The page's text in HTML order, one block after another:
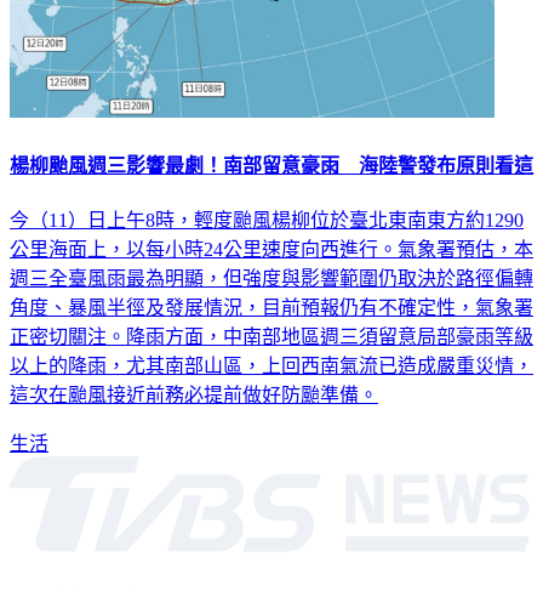
楊柳颱風週三影響最劇！南部留意豪雨 海陸警發布原則看這
今（11）日上午8時，輕度颱風楊柳位於臺北東南東方約1290
公里海面上，以每小時24公里速度向西進行。氣象署預估，本
週三全臺風雨最為明顯，但強度與影響範圍仍取決於路徑偏轉
角度、暴風半徑及發展情況，目前預報仍有不確定性，氣象署
正密切關注。降雨方面，中南部地區週三須留意局部豪雨等級
以上的降雨，尤其南部山區，上回西南氣流已造成嚴重災情，
這次在颱風接近前務必提前做好防颱準備。
生活